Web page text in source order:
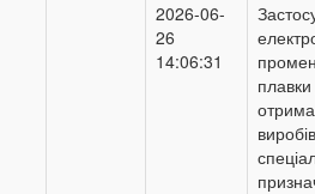
2026-06-
26
14:06:31
виробів